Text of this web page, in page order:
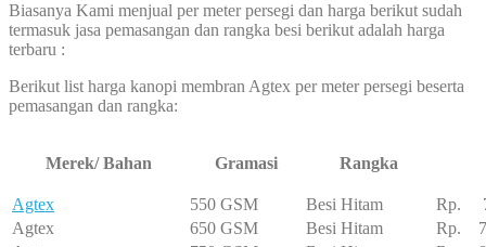
Biasanya Kami menjual per meter persegi dan harga berikut sudah
termasuk jasa pemasangan dan rangka besi berikut adalah harga
terbaru :
Berikut list harga kanopi membran Agtex per meter persegi beserta
pemasangan dan rangka:
Merek/ Bahan Gramasi Rangka
Agtex 550 GSM Besi Hitam
Rp.
Agtex
650 GSM Besi Hitam
Rp.